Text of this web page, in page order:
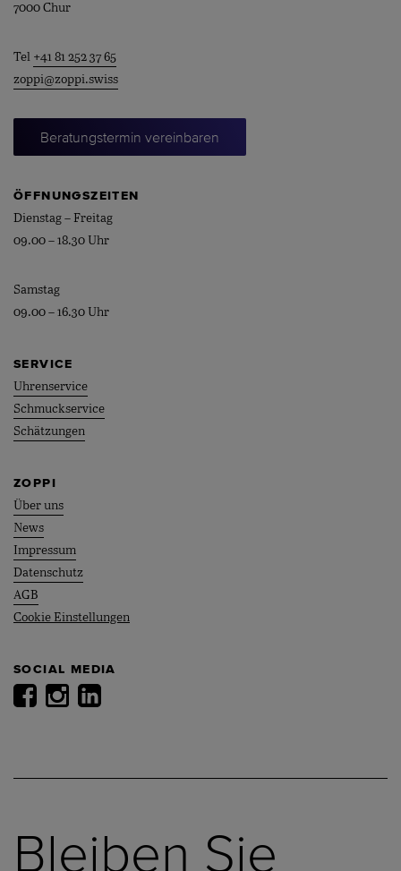
7000 Chur
Tel +41 81 252 37 65
zoppi@zoppi.swiss
Beratungstermin vereinbaren
ÖFFNUNGSZEITEN
Dienstag – Freitag
09.00 – 18.30 Uhr
Samstag
09.00 – 16.30 Uhr
SERVICE
Uhrenservice
Schmuckservice
Schätzungen
ZOPPI
Über uns
News
Impressum
Datenschutz
AGB
Cookie Einstellungen
SOCIAL MEDIA
Bleiben Sie